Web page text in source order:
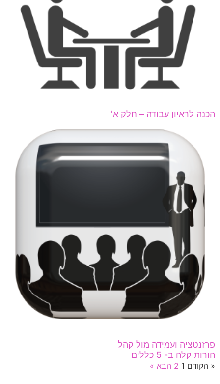
הכנה לראיון עבודה – חלק א'
פרזנטציה ועמידה מול קהל
הורות קלה ב- 5 כללים
« הקודם 1
2 הבא »